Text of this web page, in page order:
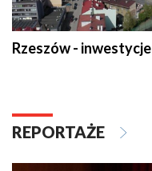
Rzeszów - inwestycje
REPORTAŻE